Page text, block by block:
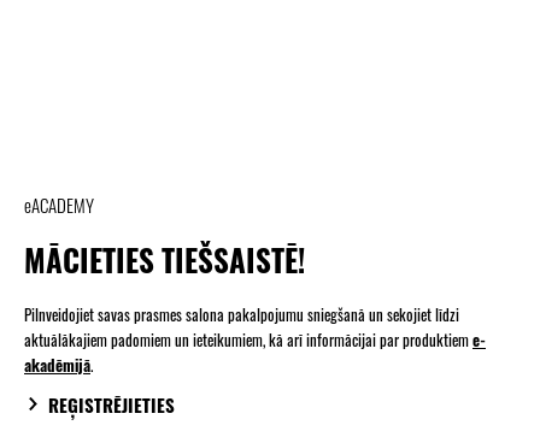
eACADEMY
MĀCIETIES TIEŠSAISTĒ!
Pilnveidojiet savas prasmes salona pakalpojumu sniegšanā un sekojiet līdzi
aktuālākajiem padomiem un ieteikumiem, kā arī informācijai par produktieme-
akadēmijā.
REĢISTRĒJIETIES